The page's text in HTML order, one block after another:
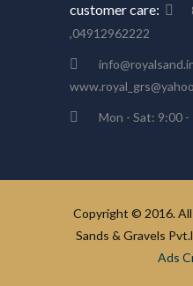
customer care:
,04912962222
Mon - Sat: 9:00 -
Copyright © 2016. All
Sands & Gravels
Ads